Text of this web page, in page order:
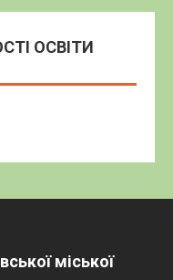
ОСВІТИ
міської